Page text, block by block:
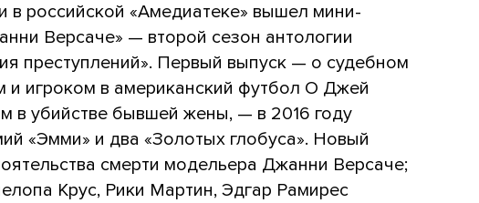
в российской «Амедиатеке» вышел мини-
Версаче» — второй сезон антологии
преступлений». Первый выпуск — о судебном
и игроком в американский футбол О Джей
в убийстве бывшей жены, — в 2016 году
«Эмми» и два «Золотых глобуса». Новый
смерти модельера Джанни Версаче;
Крус, Рики Мартин, Эдгар Рамирес